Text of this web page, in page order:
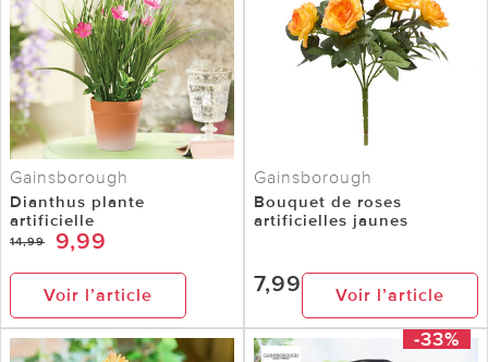
Gainsborough
Dianthus plante
artificielle
14,99 9,99
Voir l’article
Gainsborough
Bouquet de roses
artificielles jaunes
7,99 Voir l’article
-33%